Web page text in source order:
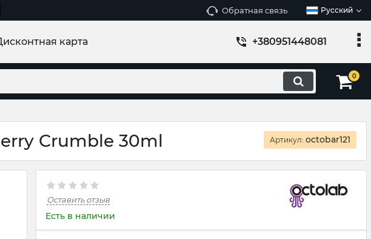
Обратная связь Русский
карта +380951448081
0
Crumble 30ml Артикул: octobar121
Оставить отзыв
Есть в наличии